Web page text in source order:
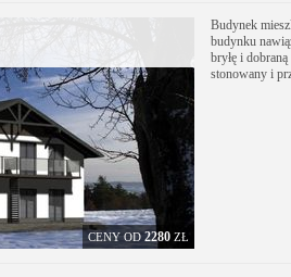
CENY OD 2280ZŁ
Budynek
budynku
bryłę i
stonowany i